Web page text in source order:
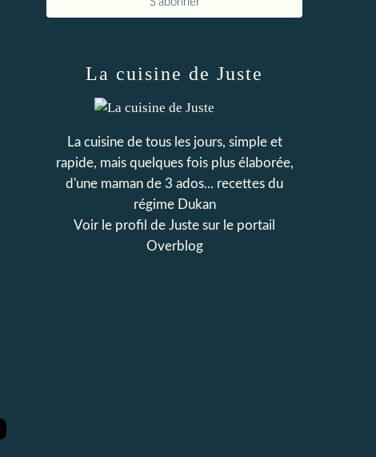
La cuisine de Juste
La cuisine de tous les jours, simple et
rapide, mais quelques fois plus élaborée,
d'une maman de 3 ados... recettes du
régime Dukan
Voir le profil de Juste sur le portail
Overblog